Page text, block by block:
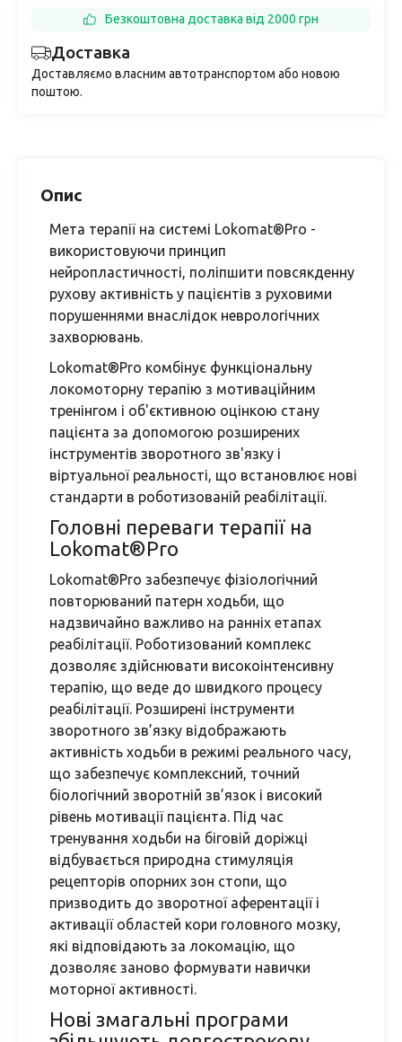
Доставка
Доставляємо власним автотранспортом або новою
поштою.
Безкоштовна доставка від 2000 грн
Опис
Мета терапії на системі Lokomat®Pro -
використовуючи принцип
нейропластичності, поліпшити повсякденну
рухову активність у пацієнтів з руховими
порушеннями внаслідок неврологічних
захворювань.
Lokomat®Pro комбінує функціональну
локомоторну терапію з мотиваційним
тренінгом і об'єктивною оцінкою стану
пацієнта за допомогою розширених
інструментів зворотного зв'язку і
віртуальної реальності, що встановлює нові
стандарти в роботизованій реабілітації.
Головні переваги терапії на
Lokomat®Pro
Lokomat®Pro забезпечує фізіологічний
повторюваний патерн ходьби, що
надзвичайно важливо на ранніх етапах
реабілітації. Роботизований комплекс
дозволяє здійснювати високоінтенсивну
терапію, що веде до швидкого процесу
реабілітації. Розширені інструменти
зворотного зв’язку відображають
активність ходьби в режимі реального часу,
що забезпечує комплексний, точний
біологічний зворотній зв’язок і високий
рівень мотивації пацієнта. Під час
тренування ходьби на біговій доріжці
відбувається природна стимуляція
рецепторів опорних зон стопи, що
призводить до зворотної аферентації і
активації областей кори головного мозку,
які відповідають за локомацію, що
дозволяє заново формувати навички
моторної активності.
Нові змагальні програми